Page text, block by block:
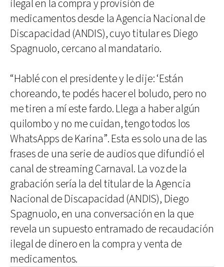
ilegal en la compra y provisión de
medicamentos desde la Agencia Nacional de
Discapacidad (ANDIS), cuyo titular es Diego
Spagnuolo, cercano al mandatario.
“Hablé con el presidente y le dije: ‘Están
choreando, te podés hacer el boludo, pero no
me tiren a mí este fardo. Llega a haber algún
quilombo y no me cuidan, tengo todos los
WhatsApps de Karina”. Esta es solo una de las
frases de una serie de audios que difundió el
canal de streaming Carnaval. La voz de la
grabación sería la del titular de la Agencia
Nacional de Discapacidad (ANDIS), Diego
Spagnuolo, en una conversación en la que
revela un supuesto entramado de recaudación
ilegal de dinero en la compra y venta de
medicamentos.